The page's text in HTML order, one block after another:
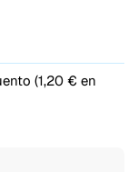
(1,20 € en